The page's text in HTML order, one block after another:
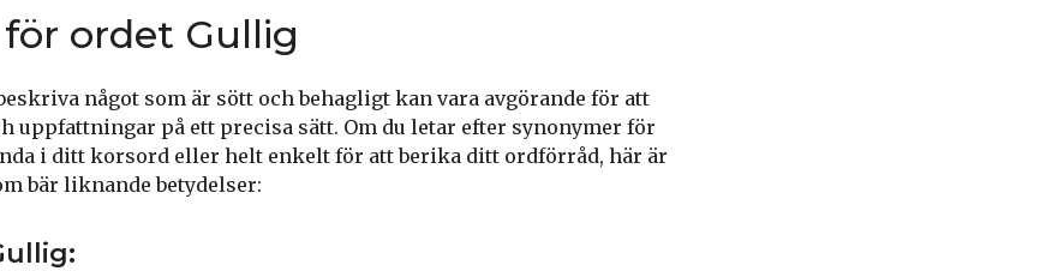
ordet Gullig
något som är sött och behagligt kan vara avgörande för att
uppfattningar på ett precisa sätt. Om du letar efter synonymer för
i ditt korsord eller helt enkelt för att berika ditt ordförråd, här är
bär liknande betydelser: